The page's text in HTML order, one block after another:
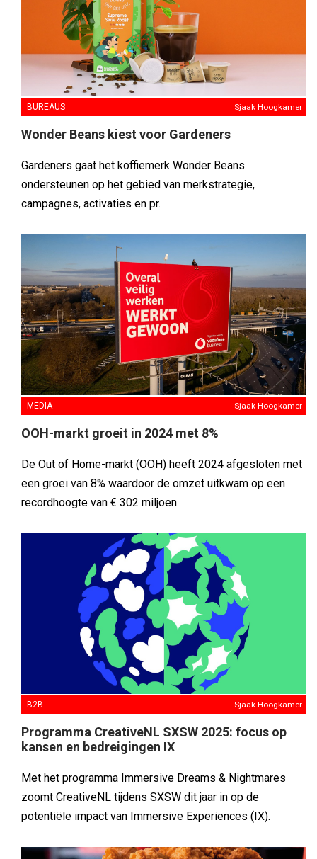
BUREAUS Sjaak Hoogkamer
Wonder Beans kiest voor Gardeners
Gardeners gaat het koffiemerk Wonder Beans
ondersteunen op het gebied van merkstrategie,
campagnes, activaties en pr.
MEDIA Sjaak Hoogkamer
OOH-markt groeit in 2024 met 8%
De Out of Home-markt (OOH) heeft 2024 afgesloten met
een groei van 8% waardoor de omzet uitkwam op een
recordhoogte van € 302 miljoen.
B2B Sjaak Hoogkamer
Programma CreativeNL SXSW 2025: focus op
kansen en bedreigingen IX
Met het programma Immersive Dreams & Nightmares
zoomt CreativeNL tijdens SXSW dit jaar in op de
potentiële impact van Immersive Experiences (IX).